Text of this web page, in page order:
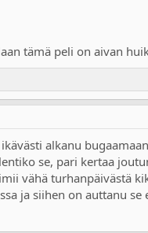
tämä peli on aivan
alkanu
se, pari kertaa
vähä turhanpäivästä
ja siihen on auttanu se